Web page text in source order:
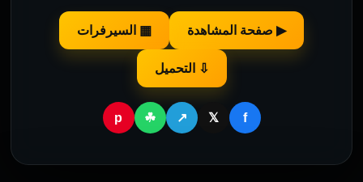
▶ صفحة المشاهدة ▦ السيرفرات
⇩ التحميل
f
𝕏
↗
☘
p